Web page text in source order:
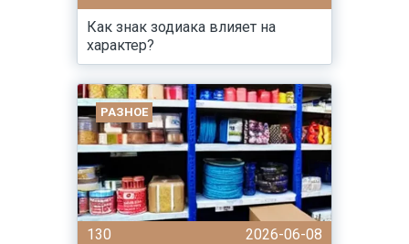
Как знак зодиака влияет на
характер?
РАЗНОЕ
130
2026-06-08